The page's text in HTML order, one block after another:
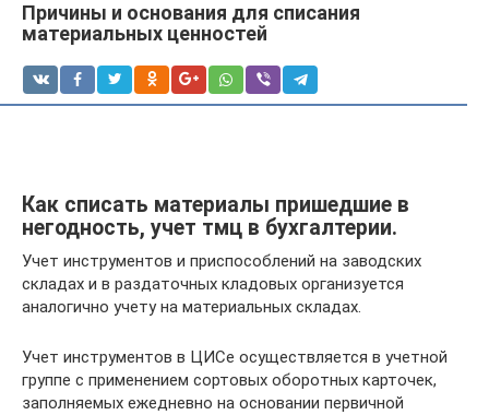
Причины и основания для списания
материальных ценностей
Как списать материалы пришедшие в
негодность, учет тмц в бухгалтерии.
Учет инструментов и приспособлений на заводских
складах и в раздаточных кладовых организуется
аналогично учету на материальных складах.
Учет инструментов в ЦИСе осуществляется в учетной
группе с применением сортовых оборотных карточек,
заполняемых ежедневно на основании первичной